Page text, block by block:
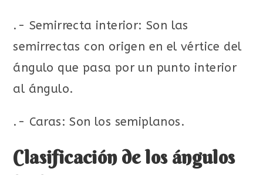
.- Semirrecta interior: Son las
semirrectas con origen en el vértice del
ángulo que pasa por un punto interior
al ángulo.
.- Caras: Son los semiplanos.
Clasificación de los ángulos